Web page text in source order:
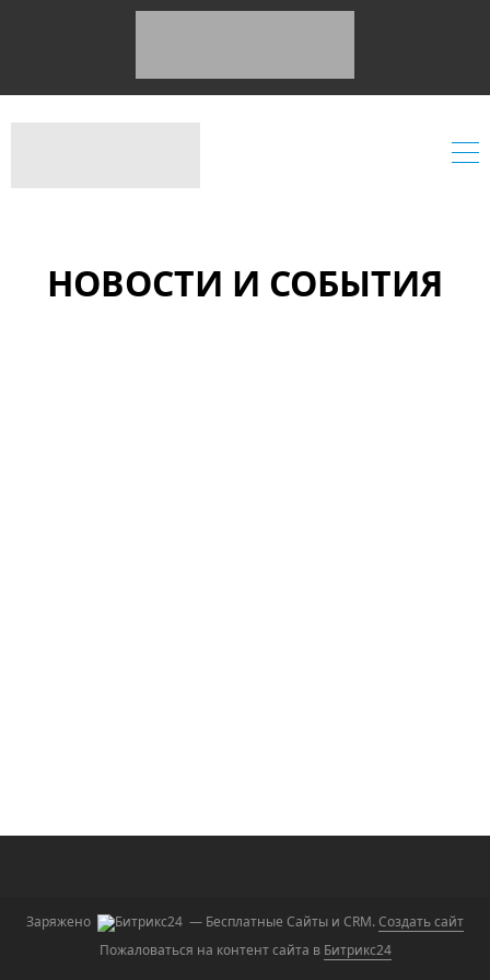
НОВОСТИ И СОБЫТИЯ
Заряжено — Бесплатные Сайты и CRM.Создать сайт
Пожаловаться на контент cайта в Битрикс24